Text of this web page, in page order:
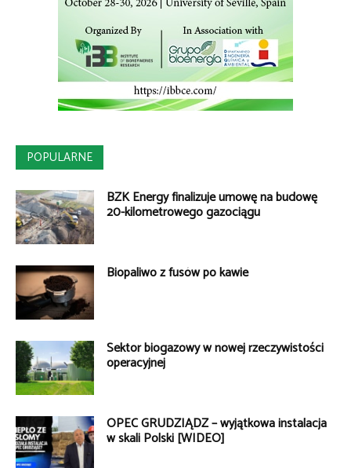
POPULARNE
BZK Energy finalizuje umowę na budowę
20-kilometrowego gazociągu
Biopaliwo z fusów po kawie
Sektor biogazowy w nowej rzeczywistości
operacyjnej
OPEC GRUDZIĄDZ – wyjątkowa instalacja
w skali Polski [WIDEO]